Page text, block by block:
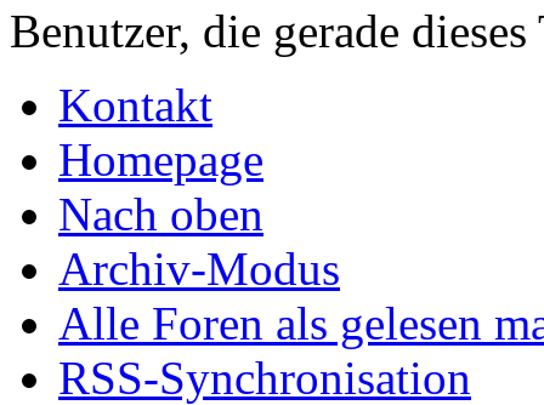
Benutzer, die gerade
Kontakt
Homepage
Nach oben
Archiv-Modus
Alle Foren als gelesen
RSS-Synchronisation